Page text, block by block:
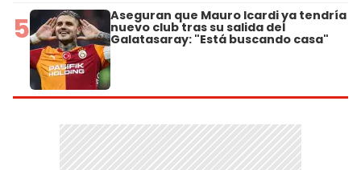
5 Aseguran que Mauro Icardi ya tendría
nuevo club tras su salida del
Galatasaray: "Está buscando casa"